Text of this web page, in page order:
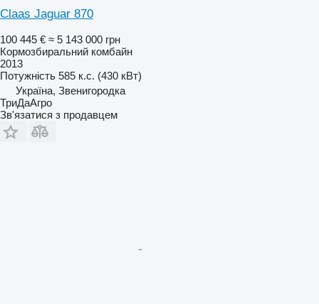
Claas Jaguar 870
100 445 € ≈ 5 143 000 грн
Кормозбиральний комбайн
2013
Потужність 585 к.с. (430 кВт)
Україна, Звенигородка
ТриДаАгро
Зв'язатися з продавцем